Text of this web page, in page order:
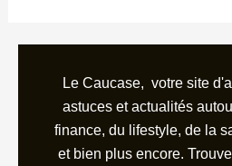
Le Caucase, votre site
astuces et actualités
finance, du lifestyle, de la
et bien plus encore.